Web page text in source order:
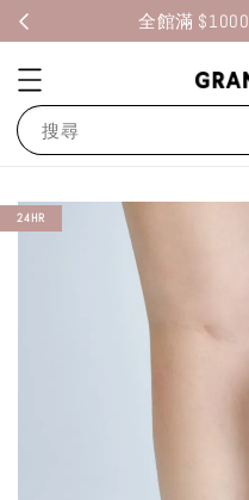
全館滿 $1000
搜尋
24HR